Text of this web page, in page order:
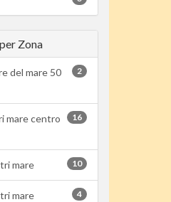
Zona
2
del mare 50
16
mare centro
10
mare
4
mare